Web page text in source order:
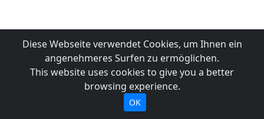
Diese Webseite verwendet Cookies, um Ihnen ein
angenehmeres Surfen zu ermöglichen.
This website uses cookies to give you a better
browsing experience.
OK